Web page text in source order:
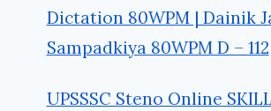
Dictation 80WPM | Dainik
Sampadkiya 80WPM D – 112
UPSSSC Steno Online